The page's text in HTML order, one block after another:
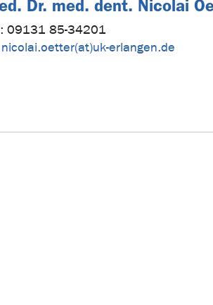
Dr. med. dent. Nicolai
: 09131 85-34201
nicolai.oetter(at)uk-erlangen.de